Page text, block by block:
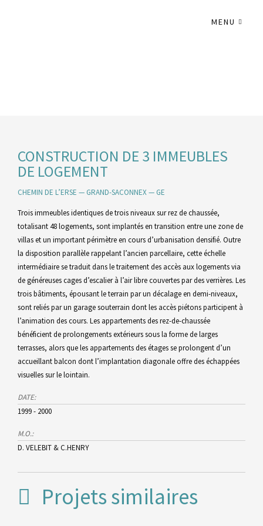
MENU
CONSTRUCTION DE 3 IMMEUBLES
DE LOGEMENT
CHEMIN DE L’ERSE — GRAND-SACONNEX — GE
Trois immeubles identiques de trois niveaux sur rez de chaussée,
totalisant 48 logements, sont implantés en transition entre une zone de
villas et un important périmètre en cours d’urbanisation densifié. Outre
la disposition parallèle rappelant l’ancien parcellaire, cette échelle
intermédiaire se traduit dans le traitement des accès aux logements via
de généreuses cages d’escalier à l’air libre couvertes par des verrières. Les
trois bâtiments, épousant le terrain par un décalage en demi-niveaux,
sont reliés par un garage souterrain dont les accès piétons participent à
l’animation des cours. Les appartements des rez-de-chaussée
bénéficient de prolongements extérieurs sous la forme de larges
terrasses, alors que les appartements des étages se prolongent d’un
accueillant balcon dont l’implantation diagonale offre des échappées
visuelles sur le lointain.
DATE:
1999 - 2000
M.O.:
D. VELEBIT & C.HENRY
Projets similaires